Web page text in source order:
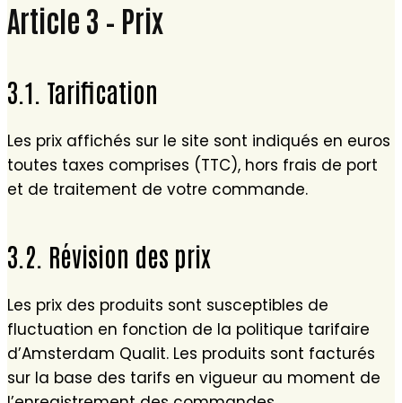
Article 3 – Prix
3.1. Tarification
Les prix affichés sur le site sont indiqués en euros
toutes taxes comprises (TTC), hors frais de port
et de traitement de votre commande.
3.2. Révision des prix
Les prix des produits sont susceptibles de
fluctuation en fonction de la politique tarifaire
d’Amsterdam Qualit. Les produits sont facturés
sur la base des tarifs en vigueur au moment de